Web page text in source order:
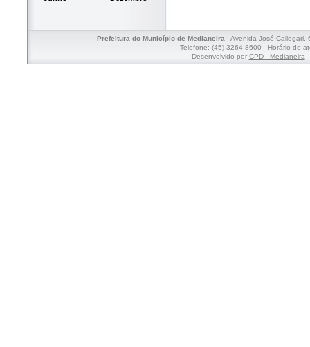
Prefeitura do Município de Medianeira- Avenida José Callegari,
Telefone: (45) 3264-8600 - Horário de
Desenvolvido por CPD - Medianeira-